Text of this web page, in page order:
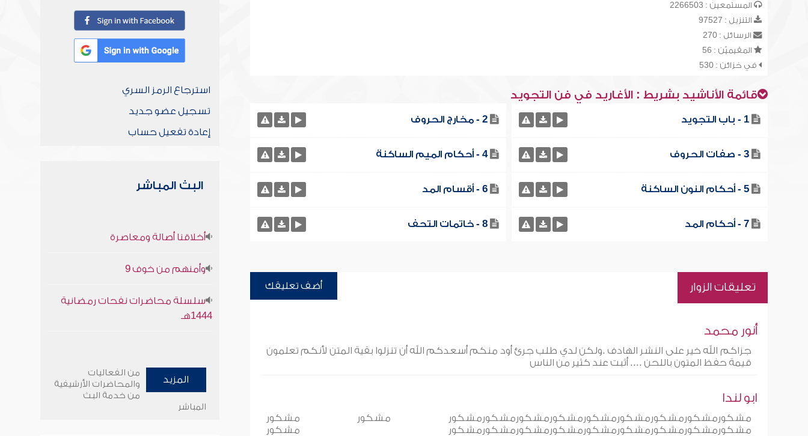
المستمعين : 2266503
التنزيل : 97527
الرسائل : 270
المقيميّن : 56
في خزائن : 530
قائمة الأناشيد بشريط : الأغاريد في فن التجويد
1 - باب التجويد 2 - مخارج الحروف
3 - صفات الحروف 4 - أحكام الميم الساكنة
5 - أحكام النون الساكنة 6 - أقسام المد
7 - أحكام المد 8 - خاتمات التحف
تعليقات الزوار أضف تعليقك
أنور محمد
جزاكم الله خير على النشر الهادف .ولكن لدي طلب جرئ أود منكم أسعدكم الله أن تنزلوا بقية المتن لأنكم تعلمون
قيمة حفظ المتون باللحن .... أثبت عند كثير من الناس
ابو لندا
مشكورمشكورمشكورمشكورمشكورمشكورمشكورمشكورمشكور مشكور مشكور
مشكورمشكورمشكورمشكورمشكورمشكورمشكورمشكورمشكور مشكور
استرجاع الرمز السري
تسجيل عضو جديد
إعادة تفعيل حساب
البث المباشر
أخلاقنا أصالة ومعاصرة
وأمنهم من خوف 9
سلسلة محاضرات نفحات رمضانية
1444هـ
المزيد
من الفعاليات
والمحاضرات الأرشيفية
من خدمة البث
المباشر